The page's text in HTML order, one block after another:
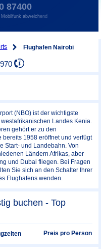
87400
abweichend
Flughafen Nairobi
(NBO) ist der wichtigste
Landes Kenia.
gehört er zu den
bereits 1958 eröffnet und verfügt
Start- und Landebahn. Von
Ländern Afrikas, aber
und Dubai fliegen. Bei Fragen
Sie sich an den Schalter Ihrer
Flughafens wenden.
buchen - Top
Preis pro Person